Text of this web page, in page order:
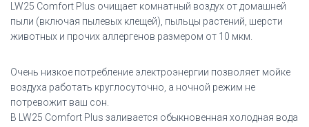
LW25 Comfort Plus очищает комнатный воздух от домашней
пыли (включая пылевых клещей), пыльцы растений, шерсти
животных и прочих аллергенов размером от 10 мкм.
Очень низкое потребление электроэнергии позволяет мойке
воздуха работать круглосуточно, а ночной режим не
потревожит ваш сон.
В LW25 Comfort Plus заливается обыкновенная холодная вода